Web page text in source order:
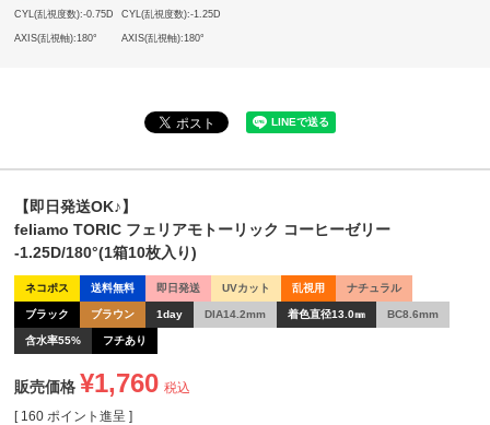
CYL(乱視度数):-0.75D
AXIS(乱視軸):180°
CYL(乱視度数):-1.25D
AXIS(乱視軸):180°
【即日発送OK♪】
feliamo TORIC フェリアモトーリック コーヒーゼリー
-1.25D/180°(1箱10枚入り)
ネコポス 送料無料 即日発送 UVカット 乱視用 ナチュラル
ブラック ブラウン 1day DIA14.2mm 着色直径13.0㎜ BC8.6mm
含水率55% フチあり
販売価格 ¥1,760 税込
[ 160 ポイント進呈 ]